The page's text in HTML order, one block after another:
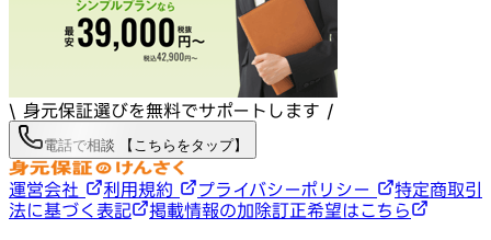
\ 身元保証選びを無料でサポートします /
電話で相談 【こちらをタップ】
運営会社 利用規約 プライバシーポリシー
特定商取引
法に基づく表記
掲載情報の加除訂正希望はこちら